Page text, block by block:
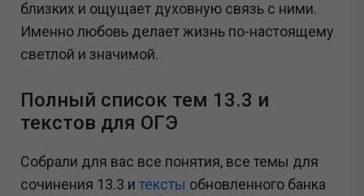
близких и ощущает духовную связь с ними.
Именно любовь делает жизнь по-настоящему
светлой и значимой.
Полный список тем 13.3 и
текстов для ОГЭ
Собрали для вас все понятия, все темы для
сочинения 13.3 и тексты обновленного банка